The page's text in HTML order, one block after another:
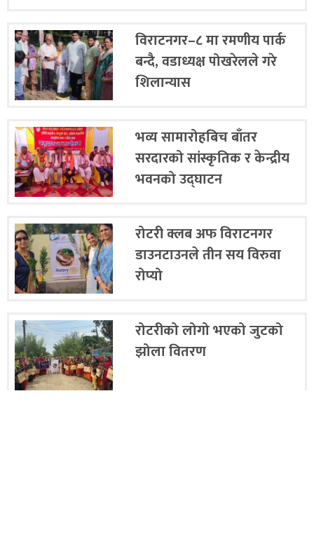
जलाइयो
विराटनगर–८ मा रमणीय पार्क
बन्दै, वडाध्यक्ष पोखरेलले गरे
शिलान्यास
भव्य सामारोहबिच बाँतर
सरदारको सांस्कृतिक र केन्द्रीय
भवनको उद्घाटन
रोटरी क्लब अफ विराटनगर
डाउनटाउनले तीन सय विरुवा
रोप्यो
रोटरीको लोगो भएको जुटको
झोला वितरण